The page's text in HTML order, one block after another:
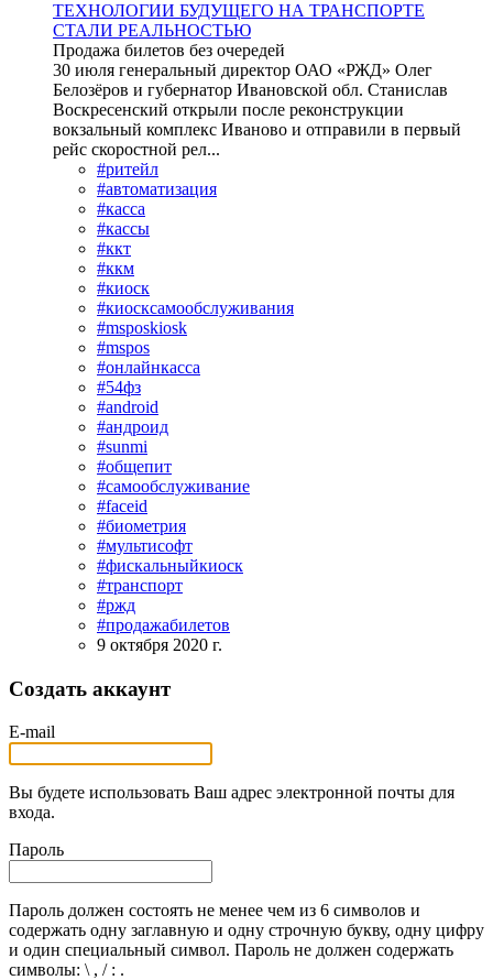
ТЕХНОЛОГИИ БУДУЩЕГО НА ТРАНСПОРТЕ
СТАЛИ РЕАЛЬНОСТЬЮ
Продажа билетов без очередей
30 июля генеральный директор ОАО «РЖД» Олег
Белозёров и губернатор Ивановской обл. Станислав
Воскресенский открыли после реконструкции
вокзальный комплекс Иваново и отправили в первый
рейс скоростной рел...
#ритейл
#автоматизация
#касса
#кассы
#ккт
#ккм
#киоск
#киосксамообслуживания
#msposkiosk
#mspos
#онлайнкасса
#54фз
#android
#андроид
#sunmi
#общепит
#самообслуживание
#faceid
#биометрия
#мультисофт
#фискальныйкиоск
#транспорт
#ржд
#продажабилетов
9 октября 2020 г.
Создать аккаунт
E-mail
Вы будете использовать Ваш адрес электронной почты для
входа.
Пароль
Пароль должен состоять не менее чем из 6 символов и
содержать одну заглавную и одну строчную букву, одну цифру
и один специальный символ. Пароль не должен содержать
символы: \ , / : .